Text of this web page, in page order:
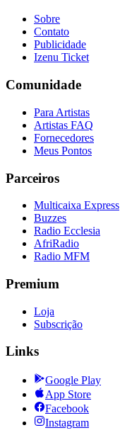
Sobre
Contato
Publicidade
Izenu Ticket
Comunidade
Para Artistas
Artistas FAQ
Fornecedores
Meus Pontos
Parceiros
Multicaixa Express
Buzzes
Radio Ecclesia
AfriRadio
Radio MFM
Premium
Loja
Subscrição
Links
Google Play
App Store
Facebook
Instagram